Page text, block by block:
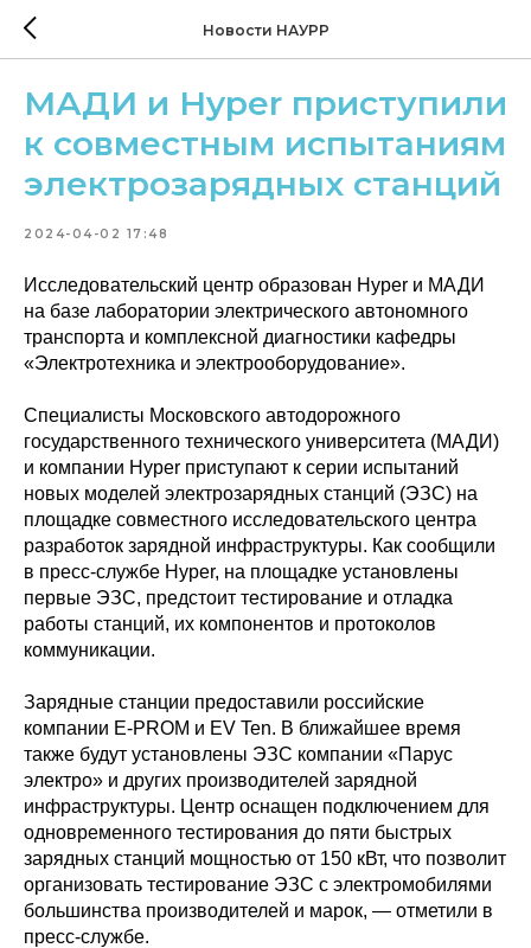
Новости НАУРР
МАДИ и Hyper приступили
к совместным испытаниям
электрозарядных станций
2024-04-02 17:48
Исследовательский центр образован Hyper и МАДИ
на базе лаборатории электрического автономного
транспорта и комплексной диагностики кафедры
«Электротехника и электрооборудование».
Специалисты Московского автодорожного
государственного технического университета (МАДИ)
и компании Hyper приступают к серии испытаний
новых моделей электрозарядных станций (ЭЗС) на
площадке совместного исследовательского центра
разработок зарядной инфраструктуры. Как сообщили
в пресс-службе Hyper, на площадке установлены
первые ЭЗС, предстоит тестирование и отладка
работы станций, их компонентов и протоколов
коммуникации.
Зарядные станции предоставили российские
компании E-PROM и EV Ten. В ближайшее время
также будут установлены ЭЗС компании «Парус
электро» и других производителей зарядной
инфраструктуры. Центр оснащен подключением для
одновременного тестирования до пяти быстрых
зарядных станций мощностью от 150 кВт, что позволит
организовать тестирование ЭЗС с электромобилями
большинства производителей и марок, — отметили в
пресс-службе.